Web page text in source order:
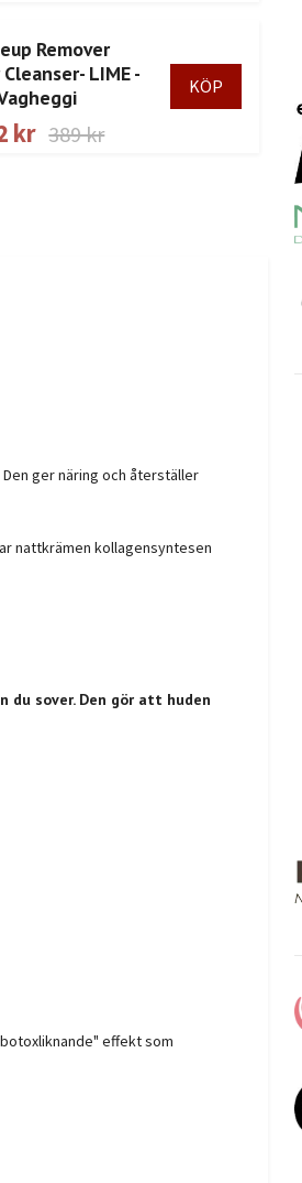
Remover
LIME -
kr 389 kr
ger näring och återställer
nattkrämen kollagensyntesen
du sover. Den gör att huden
effekt som